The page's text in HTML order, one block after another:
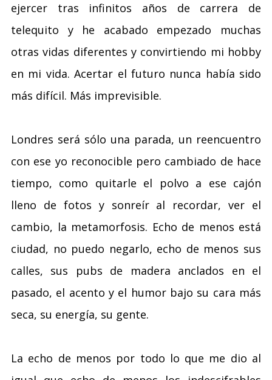
ejercer tras infinitos años de carrera de
telequito y he acabado empezado muchas
otras vidas diferentes y convirtiendo mi hobby
en mi vida. Acertar el futuro nunca había sido
más difícil. Más imprevisible.
Londres será sólo una parada, un reencuentro
con ese yo reconocible pero cambiado de hace
tiempo, como quitarle el polvo a ese cajón
lleno de fotos y sonreír al recordar, ver el
cambio, la metamorfosis. Echo de menos está
ciudad, no puedo negarlo, echo de menos sus
calles, sus pubs de madera anclados en el
pasado, el acento y el humor bajo su cara más
seca, su energía, su gente.
La echo de menos por todo lo que me dio al